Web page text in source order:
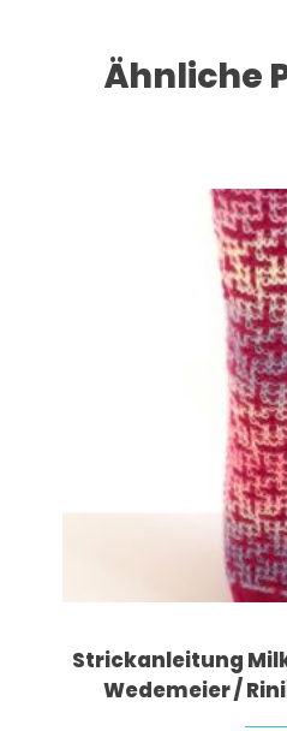
Ähnliche
Dieses Produkt weist
Strickanleitung
Wedemeier /